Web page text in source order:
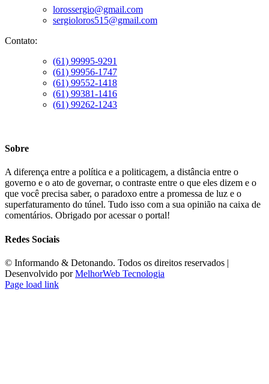
lorossergio@gmail.com
sergioloros515@gmail.com
Contato:
(61) 99995-9291
(61) 99956-1747
(61) 99552-1418
(61) 99381-1416
(61) 99262-1243
Sobre
A diferença entre a política e a politicagem, a distância entre o
governo e o ato de governar, o contraste entre o que eles dizem e o
que você precisa saber, o paradoxo entre a promessa de luz e o
superfaturamento do túnel. Tudo isso com a sua opinião na caixa de
comentários. Obrigado por acessar o portal!
Redes Sociais
©️ Informando & Detonando. Todos os direitos reservados |
Desenvolvido porMelhorWeb Tecnologia
Page load link